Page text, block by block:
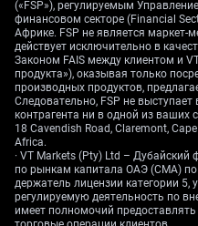
ликвидности, и
волатильности.
реагировали в начале
крупные данные года
движения. Эта
указывает на
решающему прорыву с
скоро.
Mulai trading sekarang
akun live VT Markets
(«FSP»), регулируемым
финансовом секторе (Financial
Африке. FSP не является маркет-
действует исключительно в
Законом FAIS между клиентом и
продукта»), оказывая только
производных продуктов,
Следовательно, FSP не
контрагента ни в одной из ваших
18 Cavendish Road, Claremont,
Africa.
· VT Markets (Pty) Ltd –
по рынкам капитала ОАЭ (CMA)
держатель лицензии категории
регулируемую деятельность по
имеет полномочий